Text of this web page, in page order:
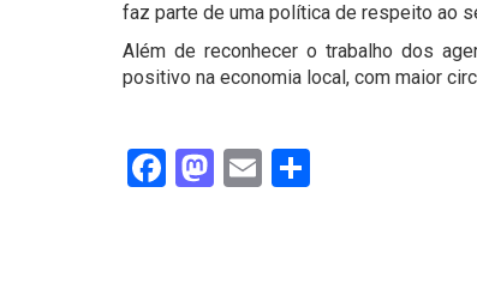
faz parte de uma política de respeito ao
Além de reconhecer o trabalho dos
positivo na economia local, com maior
Facebook
Mastodon
Email